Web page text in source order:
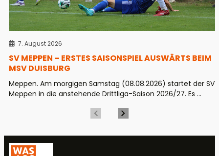
7. August 2026
SV MEPPEN – ERSTES SAISONSPIEL AUSWÄRTS BEIM
MSV DUISBURG
Meppen. Am morgigen Samstag (08.08.2026) startet der SV
Meppen in die anstehende Drittliga-Saison 2026/27. Es ...